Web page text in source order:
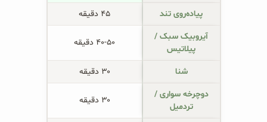
پیاده‌روی تند
۴۵ دقیقه
آیروبیک سبک /
پیلاتیس
۴۰-۵۰ دقیقه
شنا
۳۰ دقیقه
دوچرخه سواری /
تردمیل
۳۰ دقیقه